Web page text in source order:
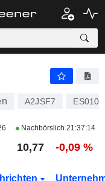
A2JSF7
Nachbörslich 21:37:14
10,77 -0,09 %